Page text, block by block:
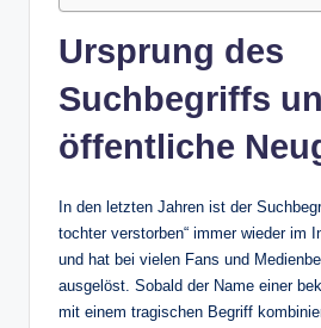
Ursprung des
Suchbegriffs
öffentliche
In den letzten Jahren ist der
tochter verstorben“ immer wieder im
und hat bei vielen Fans und
ausgelöst. Sobald der Name einer
mit einem tragischen Begriff